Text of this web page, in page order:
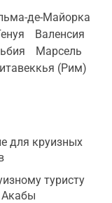
де-Майорка
Валенсия
Марсель
(Рим)
для круизных
туристу
Акабы